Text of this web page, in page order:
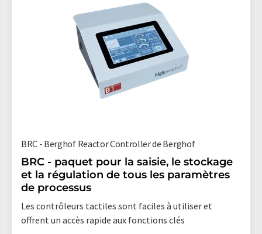
BRC - Berghof Reactor Controller de Berghof
BRC - paquet pour la saisie, le stockage
et la régulation de tous les paramètres
de processus
Les contrôleurs tactiles sont faciles à utiliser et
offrent un accès rapide aux fonctions clés